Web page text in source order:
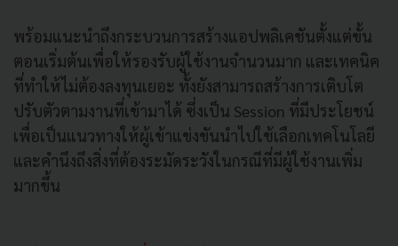
พร้อมแนะนำถึงกระบวนการสร้างแอปพลิเคชันตั้งแต่ขั้น
ตอนเริ่มต้นเพื่อให้รองรับผู้ใช้งานจำนวนมาก และเทคนิค
ที่ทำให้ไม่ต้องลงทุนเยอะ ทั้งยังสามารถสร้างการเติบโต
ปรับตัวตามงานที่เข้ามาได้ ซึ่งเป็น Session ที่มีประโยชน์
เพื่อเป็นแนวทางให้ผู้เข้าแข่งขันนำไปใช้เลือกเทคโนโลยี
และคำนึงถึงสิ่งที่ต้องระมัดระวังในกรณีที่มีผู้ใช้งานเพิ่ม
มากขึ้น